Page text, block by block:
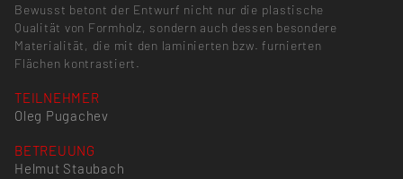
Bewusst betont der Entwurf nicht nur die plastische
Qualität von Formholz, sondern auch dessen besondere
Materialität, die mit den laminierten bzw. furnierten
Flächen kontrastiert.
TEILNEHMER
Oleg Pugachev
BETREUUNG
Helmut Staubach